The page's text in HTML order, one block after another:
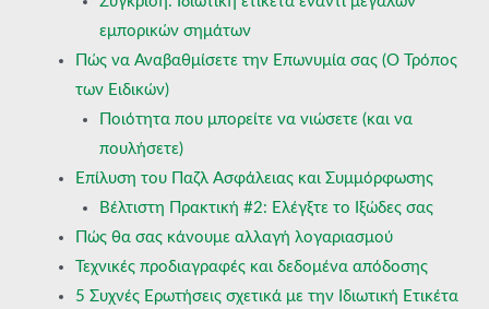
εμπορικών σημάτων
Πώς να Αναβαθμίσετε την Επωνυμία σας (Ο Τρόπος
των Ειδικών)
Ποιότητα που μπορείτε να νιώσετε (και να
πουλήσετε)
Επίλυση του Παζλ Ασφάλειας και Συμμόρφωσης
Βέλτιστη Πρακτική #2: Ελέγξτε το Ιξώδες σας
Πώς θα σας κάνουμε αλλαγή λογαριασμού
Τεχνικές προδιαγραφές και δεδομένα απόδοσης
5 Συχνές Ερωτήσεις σχετικά με την Ιδιωτική Ετικέτα